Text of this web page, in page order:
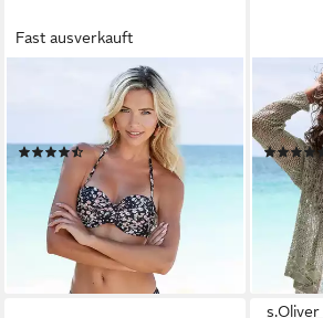
Fast ausverkauft
Bügel-Bandeau-Bikini-Top
Blair, mit floralem Design
(9)
39,99 € 59,99 €
-33%
lieferbar - in 1-2 Werktagen bei dir
Bügel-
Salsa,
54,99 €
lieferbar